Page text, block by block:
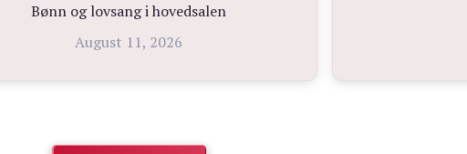
Bønn og lovsang i hovedsalen
August 11, 2026